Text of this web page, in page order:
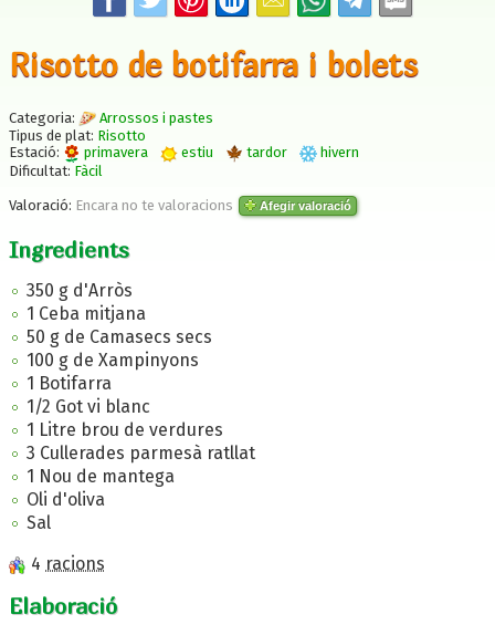
Risotto de botifarra i bolets
Categoria:
Arrossos i pastes
Tipus de plat: Risotto
Estació:
primavera estiu tardor
hivern
Dificultat: Fàcil
Valoració: Encara no te valoracions Afegir valoració
Ingredients
350 g d'Arròs
1 Ceba mitjana
50 g de Camasecs secs
100 g de Xampinyons
1 Botifarra
1/2 Got vi blanc
1 Litre brou de verdures
3 Cullerades parmesà ratllat
1 Nou de mantega
Oli d'oliva
Sal
4 racions
Elaboració